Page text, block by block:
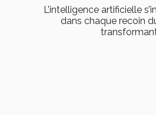
L’intelligence artificielle
dans chaque recoin